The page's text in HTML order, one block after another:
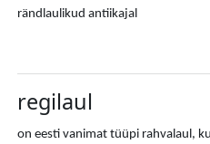
rändlaulikud antiikajal
regilaul
on eesti vanimat tüüpi rahvalaul,